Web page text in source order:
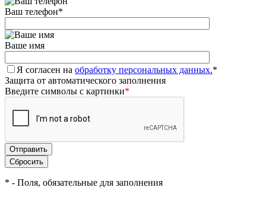
Ваш телефон*
Ваше имя
Я согласен на обработку персональных данных.*
Защита от автоматического заполнения
Введите символы с картинки*
* - Поля, обязательные для заполнения